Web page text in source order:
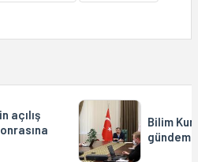
açılış
Bilim